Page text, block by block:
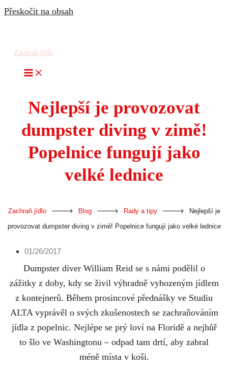
Přeskočit na obsah
Zachraň jídlo
Nejlepší je provozovat
dumpster diving v zimě!
Popelnice fungují jako
velké lednice
Zachraň jídlo - Blog - Rady a tipy -
Nejlepší je
provozovat dumpster diving v zimě! Popelnice fungují jako velké lednice
01/26/2017
Dumpster diver William Reid se s námi podělil o
zážitky z doby, kdy se živil výhradně vyhozeným jídlem
z kontejnerů. Během prosincové přednášky ve Studiu
ALTA vyprávěl o svých zkušenostech se zachraňováním
jídla z popelnic. Nejlépe se prý loví na Floridě a nejhůř
to šlo ve Washingtonu – odpad tam drtí, aby zabral
méně místa v koši.